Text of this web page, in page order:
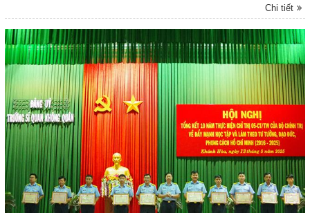
định hướng về chính trị, vừa ngắn gọn, sinh động, phù hợp với thực tiễn,
Chi tiết